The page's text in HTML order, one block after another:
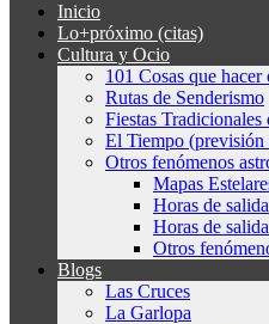
Inicio
Lo+próximo (citas)
Cultura y Ocio
101 Cosas que hacer
Rutas de Senderismo
Fiestas Tradicionales
El Tiempo (previsión
Otros fenómenos
Mapas
Horas de
Horas de
Otros
Blogs
Las Cruces
La Garlopa